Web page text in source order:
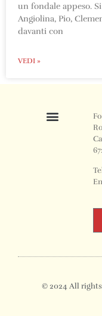
un fondale appeso.
Angiolina, Pio,
davanti con
VEDI »
© 2024 All rights